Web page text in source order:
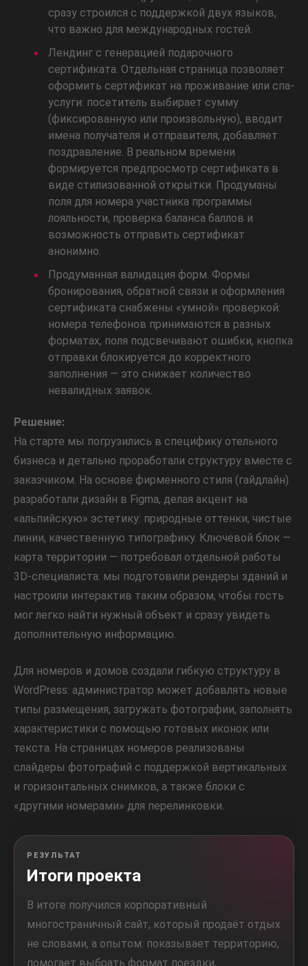
сразу строился с поддержкой двух языков,
что важно для международных гостей.
Лендинг с генерацией подарочного
сертификата. Отдельная страница позволяет
оформить сертификат на проживание или спа-
услуги: посетитель выбирает сумму
(фиксированную или произвольную), вводит
имена получателя и отправителя, добавляет
поздравление. В реальном времени
формируется предпросмотр сертификата в
виде стилизованной открытки. Продуманы
поля для номера участника программы
лояльности, проверка баланса баллов и
возможность отправить сертификат
анонимно.
Продуманная валидация форм. Формы
бронирования, обратной связи и оформления
сертификата снабжены «умной» проверкой:
номера телефонов принимаются в разных
форматах, поля подсвечивают ошибки, кнопка
отправки блокируется до корректного
заполнения — это снижает количество
невалидных заявок.
Решение:
На старте мы погрузились в специфику отельного
бизнеса и детально проработали структуру вместе с
заказчиком. На основе фирменного стиля (гайдлайн)
разработали дизайн в Figma, делая акцент на
«альпийскую» эстетику: природные оттенки, чистые
линии, качественную типографику. Ключевой блок —
карта территории — потребовал отдельной работы
3D-специалиста: мы подготовили рендеры зданий и
настроили интерактив таким образом, чтобы гость
мог легко найти нужный объект и сразу увидеть
дополнительную информацию.
Для номеров и домов создали гибкую структуру в
WordPress: администратор может добавлять новые
типы размещения, загружать фотографии, заполнять
характеристики с помощью готовых иконок или
текста. На страницах номеров реализованы
слайдеры фотографий с поддержкой вертикальных
и горизонтальных снимков, а также блоки с
«другими номерами» для перелинковки.
РЕЗУЛЬТАТ
Итоги проекта
В итоге получился корпоративный
многостраничный сайт, который продаёт отдых
не словами, а опытом: показывает территорию,
помогает выбрать формат поездки,